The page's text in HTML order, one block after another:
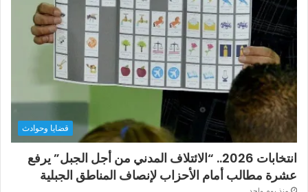
قضايا وحوادث
انتخابات 2026.. “الائتلاف المدني من أجل الجبل” يرفع
عشرة مطالب أمام الأحزاب لإنصاف المناطق الجبلية